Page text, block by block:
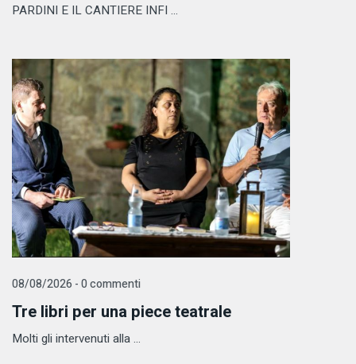
PARDINI E IL CANTIERE INFI ...
08/08/2026 - 0 commenti
Tre libri per una piece teatrale
Molti gli intervenuti alla ...